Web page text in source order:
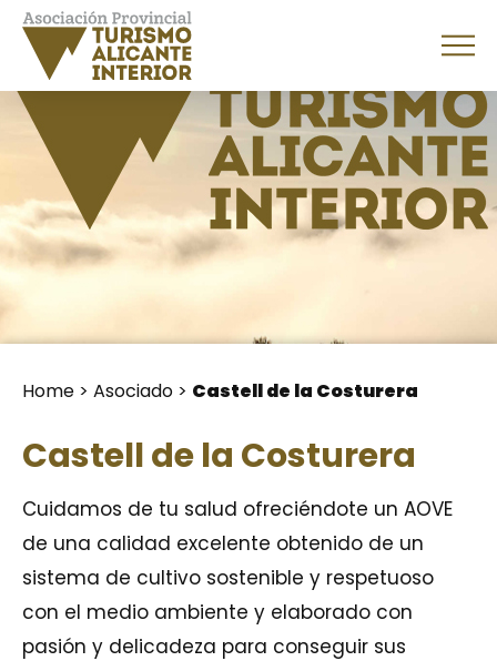
Home > Asociado > Castell de la Costurera
Castell de la Costurera
Cuidamos de tu salud ofreciéndote un AOVE
de una calidad excelente obtenido de un
sistema de cultivo sostenible y respetuoso
con el medio ambiente y elaborado con
pasión y delicadeza para conseguir sus